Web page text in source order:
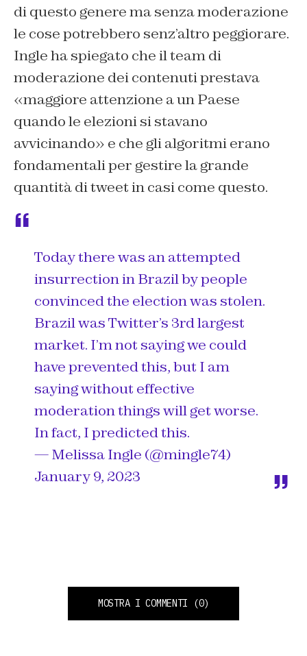
di questo genere ma senza moderazione
le cose potrebbero senz’altro peggiorare.
Ingle ha spiegato che il team di
moderazione dei contenuti prestava
«maggiore attenzione a un Paese
quando le elezioni si stavano
avvicinando» e che gli algoritmi erano
fondamentali per gestire la grande
quantità di tweet in casi come questo.
Today there was an attempted
insurrection in Brazil by people
convinced the election was stolen.
Brazil was Twitter’s 3rd largest
market. I’m not saying we could
have prevented this, but I am
saying without effective
moderation things will get worse.
In fact, I predicted this.
— Melissa Ingle (@mingle74)
January 9, 2023
MOSTRA I COMMENTI (0)